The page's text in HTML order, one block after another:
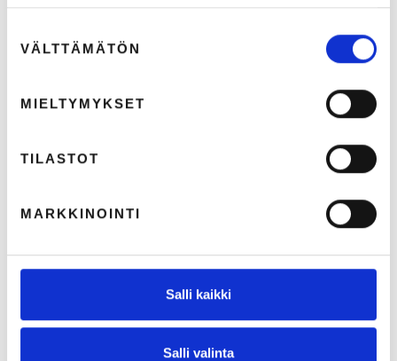
valinta
VÄLTTÄMÄTÖN
MIELTYMYKSET
TILASTOT
MARKKINOINTI
Salli kaikki
Salli valinta